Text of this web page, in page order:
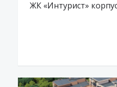
ЖК «Интурист»